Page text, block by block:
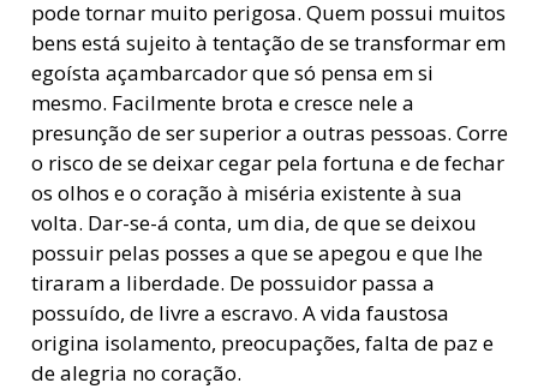
pode tornar muito perigosa. Quem possui muitos
bens está sujeito à tentação de se transformar em
egoísta açambarcador que só pensa em si
mesmo. Facilmente brota e cresce nele a
presunção de ser superior a outras pessoas. Corre
o risco de se deixar cegar pela fortuna e de fechar
os olhos e o coração à miséria existente à sua
volta. Dar-se-á conta, um dia, de que se deixou
possuir pelas posses a que se apegou e que lhe
tiraram a liberdade. De possuidor passa a
possuído, de livre a escravo. A vida faustosa
origina isolamento, preocupações, falta de paz e
de alegria no coração.